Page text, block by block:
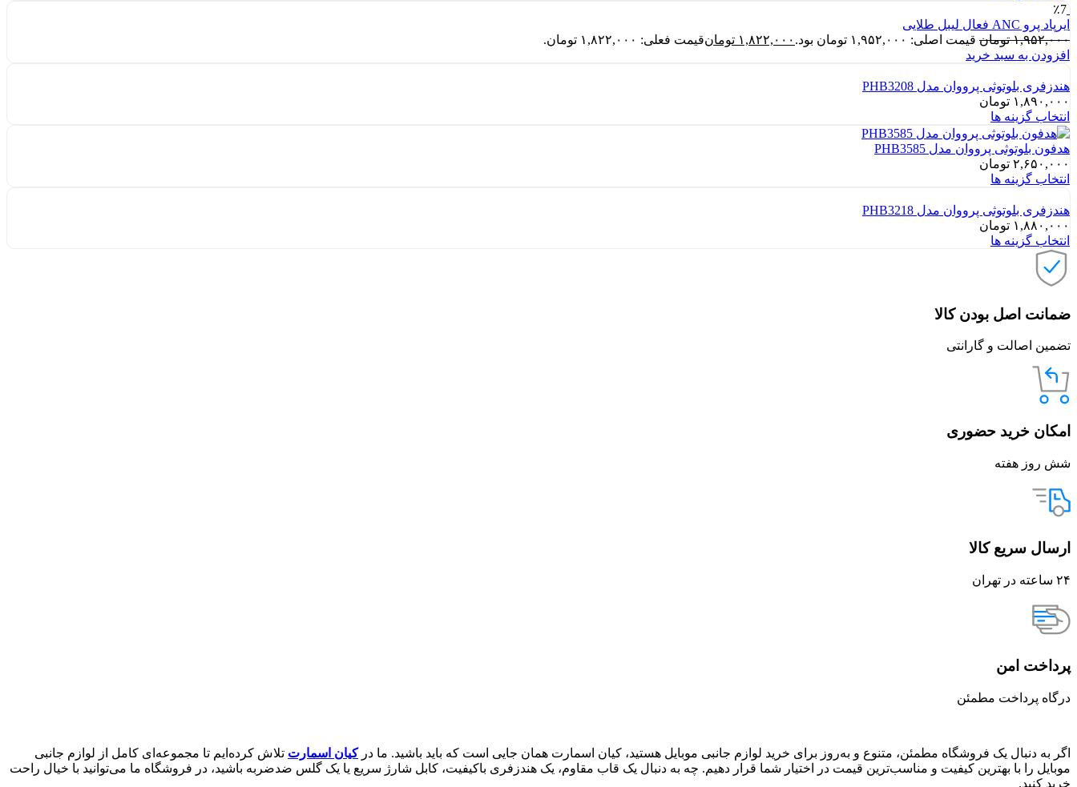
٪7
ایرپاد پرو ANC فعال لیبل طلایی
۱,۹۵۲,۰۰۰ تومان قیمت اصلی: ۱,۹۵۲,۰۰۰ تومان بود. ۱,۸۲۲,۰۰۰ تومانقیمت فعلی: ۱,۸۲۲,۰۰۰ تومان.
افزودن به سبد خرید
هندزفری بلوتوثی پرووان مدل PHB3208
۱,۸۹۰,۰۰۰ تومان
انتخاب گزینه ها
هدفون بلوتوثی پرووان مدل PHB3585
۲,۶۵۰,۰۰۰ تومان
انتخاب گزینه ها
هندزفری بلوتوثی پرووان مدل PHB3218
۱,۸۸۰,۰۰۰ تومان
انتخاب گزینه ها
ضمانت اصل بودن کالا
تضمین اصالت و گارانتی
امکان خرید حضوری
شش روز هفته
ارسال سریع کالا
۲۴ ساعته در تهران
پرداخت امن
درگاه پرداخت مطمئن
اگر به دنبال یک فروشگاه مطمئن، متنوع و به‌روز برای خرید لوازم جانبی موبایل هستید، کیان اسمارت همان جایی است که باید باشید. ما درکیان اسمارت تلاش کرده‌ایم تا مجموعه‌ای کامل از لوازم جانبی
موبایل را با بهترین کیفیت و مناسب‌ترین قیمت در اختیار شما قرار دهیم. چه به دنبال یک قاب مقاوم، یک هندزفری باکیفیت، کابل شارژ سریع یا یک گلس ضدضربه باشید، در فروشگاه ما می‌توانید با خیال راحت
خرید کنید.